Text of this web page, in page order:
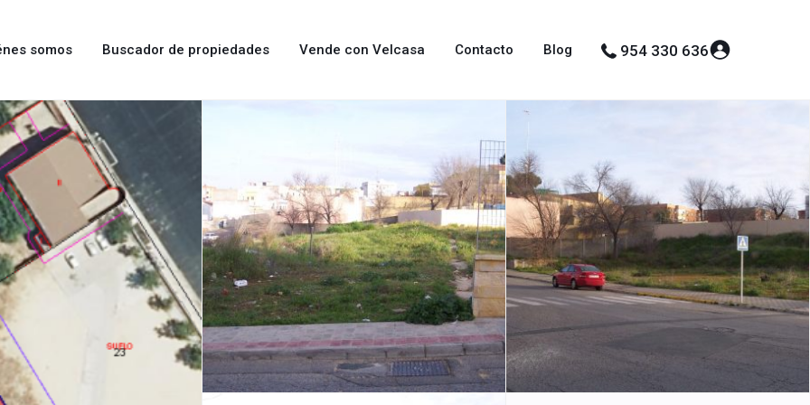
somos Buscador de propiedades Vende con Velcasa Contacto Blog 954 330 636